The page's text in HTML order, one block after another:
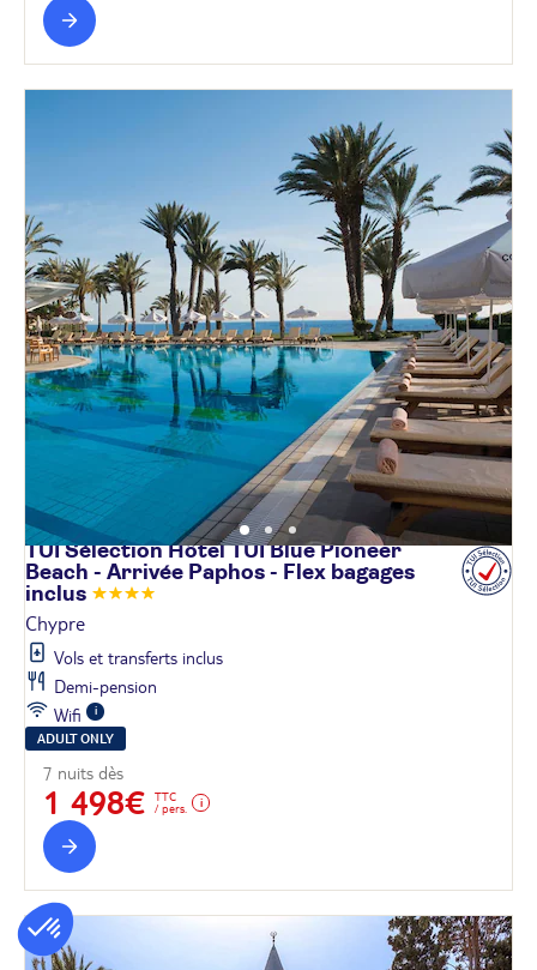
TUI Sélection Hôtel TUI Blue Pioneer
Beach - Arrivée Paphos - Flex bagages
inclus
Chypre
Vols et transferts inclus
Demi-pension
Wifi
ADULT ONLY
7 nuits dès
1 498€
TTC
/ pers.